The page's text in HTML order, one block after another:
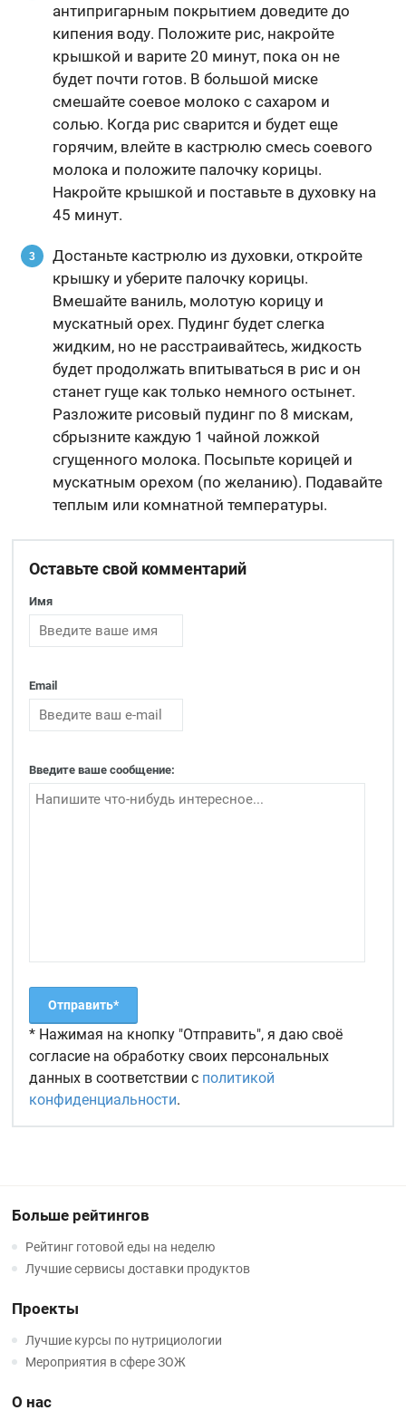
антипригарным покрытием доведите до
кипения воду. Положите рис, накройте
крышкой и варите 20 минут, пока он не
будет почти готов. В большой миске
смешайте соевое молоко с сахаром и
солью. Когда рис сварится и будет еще
горячим, влейте в кастрюлю смесь соевого
молока и положите палочку корицы.
Накройте крышкой и поставьте в духовку на
45 минут.
Достаньте кастрюлю из духовки, откройте
крышку и уберите палочку корицы.
Вмешайте ваниль, молотую корицу и
мускатный орех. Пудинг будет слегка
жидким, но не расстраивайтесь, жидкость
будет продолжать впитываться в рис и он
станет гуще как только немного остынет.
Разложите рисовый пудинг по 8 мискам,
сбрызните каждую 1 чайной ложкой
сгущенного молока. Посыпьте корицей и
мускатным орехом (по желанию). Подавайте
теплым или комнатной температуры.
Оставьте свой комментарий
Имя
Email
Введите ваше сообщение:
* Нажимая на кнопку "Отправить", я даю своё
согласие на обработку своих персональных
данных в соответствии с политикой
конфиденциальности.
Больше рейтингов
Рейтинг готовой еды на неделю
Лучшие сервисы доставки продуктов
Проекты
Лучшие курсы по нутрициологии
Мероприятия в сфере ЗОЖ
О нас